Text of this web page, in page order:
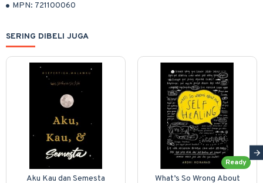
MPN: 721100060
SERING DIBELI JUGA
Aku Kau dan Semesta
Ready
What’s So Wrong About